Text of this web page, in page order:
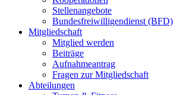
Stellenangebote
Bundesfreiwilligendienst (BFD)
Mitgliedschaft
Mitglied werden
Beiträge
Aufnahmeantrag
Fragen zur Mitgliedschaft
Abteilungen